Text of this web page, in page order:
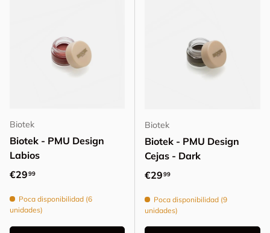
Biotek
Biotek - PMU Design
Labios
Precio normal
€2999
Poca disponibilidad (6
unidades)
Biotek
Biotek - PMU Design
Cejas - Dark
Precio normal
€2999
Poca disponibilidad (9
unidades)